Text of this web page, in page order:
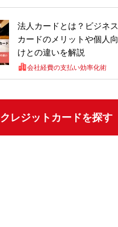
法人カードとは？ビジネス
カードのメリットや個人向
けとの違いを解説
会社経費の支払い効率化術
クレジットカードを探す